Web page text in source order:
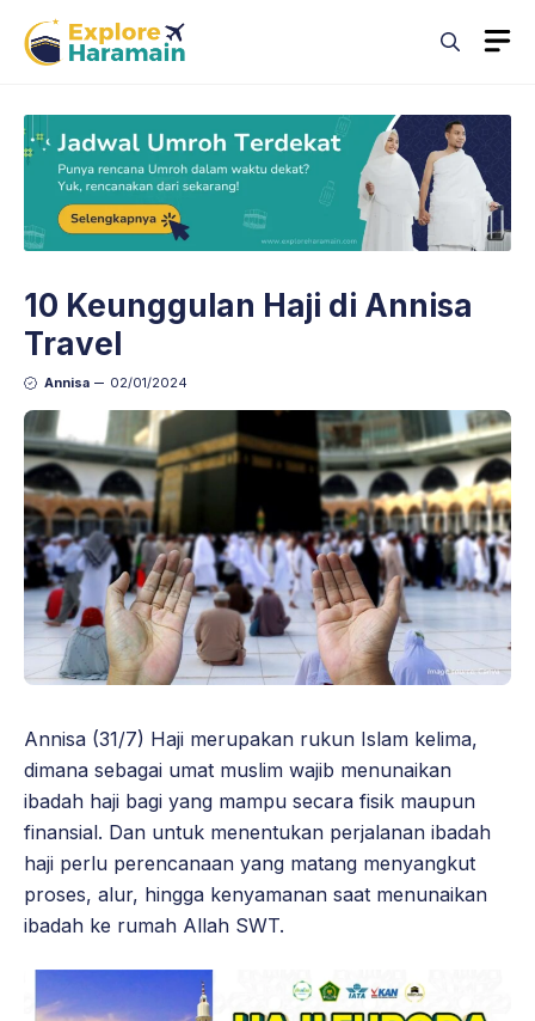
content
10 Keunggulan Haji di Annisa
Travel
Annisa 02/01/2024
Annisa (31/7) Haji merupakan rukun Islam kelima,
dimana sebagai umat muslim wajib menunaikan
ibadah haji bagi yang mampu secara fisik maupun
finansial. Dan untuk menentukan perjalanan ibadah
haji perlu perencanaan yang matang menyangkut
proses, alur, hingga kenyamanan saat menunaikan
ibadah ke rumah Allah SWT.